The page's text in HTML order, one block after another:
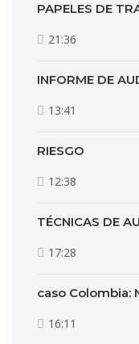
PAPELES DE
21:36
INFORME DE
13:41
RIESGO
12:38
TÉCNICAS DE
17:28
caso Colombia:
16:11